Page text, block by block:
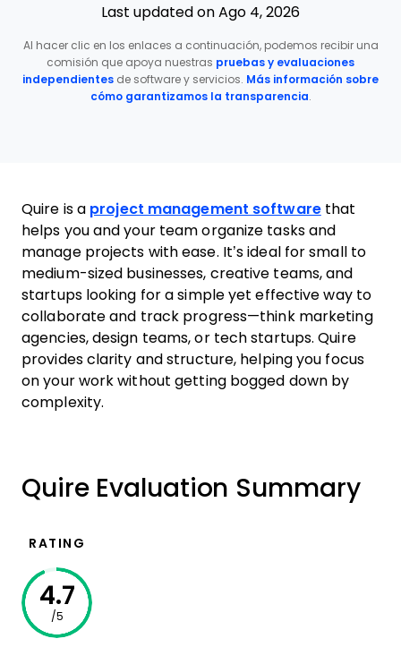
Last updated on Ago 4, 2026
Al hacer clic en los enlaces a continuación, podemos recibir una
comisión que apoya nuestras pruebas y evaluaciones
independientes de software y servicios. Más información sobre
cómo garantizamos la transparencia.
Quire is a project management softwarethat
helps you and your team organize tasks and
manage projects with ease. It’s ideal for small to
medium-sized businesses, creative teams, and
startups looking for a simple yet effective way to
collaborate and track progress—think marketing
agencies, design teams, or tech startups. Quire
provides clarity and structure, helping you focus
on your work without getting bogged down by
complexity.
Quire Evaluation Summary
RATING
4.7
/5